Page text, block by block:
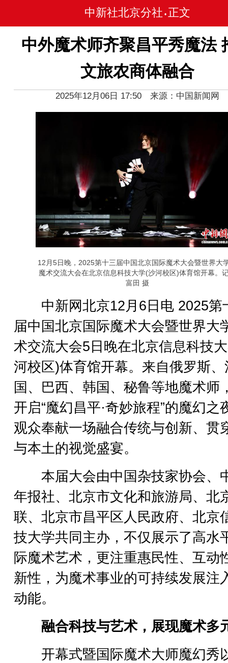
中新社北京分社 • 正文
中外魔术师齐聚昌平秀魔法
文旅农商体融合
2025年12月06日 17:50 来源：中国新闻网
12月5日晚，2025第十三届中国北京国际魔术大会暨世界大
魔术交流大会在北京信息科技大学(沙河校区)体育馆开幕。
富田 摄
中新网北京12月6日电 2025第
届中国北京国际魔术大会暨世界大
术交流大会5日晚在北京信息科技
河校区)体育馆开幕。来自俄罗斯、
国、巴西、韩国、秘鲁等地魔术师
开启“魔幻昌平·奇妙旅程”的魔幻之
观众奉献一场融合传统与创新、贯
与本土的视觉盛宴。
本届大会由中国杂技家协会、
年报社、北京市文化和旅游局、北
联、北京市昌平区人民政府、北京
技大学共同主办，不仅展示了高水
际魔术艺术，更注重惠民性、互动
新性，为魔术事业的可持续发展注
动能。
融合科技与艺术，展现魔术多
开幕式暨国际魔术大师魔幻秀